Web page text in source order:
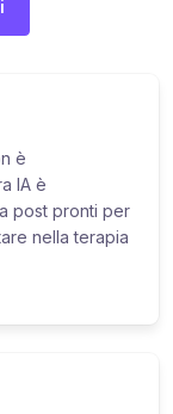
è
IA è
post pronti per
nella terapia